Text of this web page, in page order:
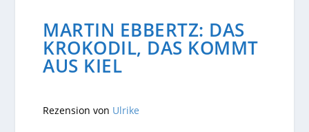
MARTIN EBBERTZ: DAS
KROKODIL, DAS KOMMT
AUS KIEL
Rezension von Ulrike